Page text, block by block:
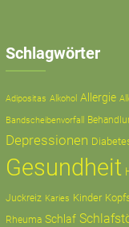
Schlagwörter
Adipositas Alkohol Allergie
Bandscheibenvorfall
Depressionen
Gesundheit
Juckreiz Karies Kinder
Rheuma Schlaf